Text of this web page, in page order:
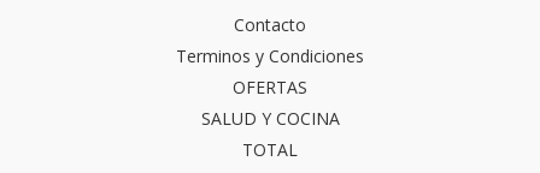
Contacto
Terminos y Condiciones
OFERTAS
SALUD Y COCINA
TOTAL